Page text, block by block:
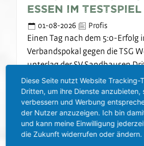
Essen im Testspiel
01-08-2026 Profis
Einen Tag nach dem 5:0-Erfolg
Verbandspokal gegen die TSG
unterlag der SV Sandhausen
Weiss Essen im
Weiterlesen
Diese Seite nutzt Website Tracking-
Dritten, um ihre Dienste anzubieten,
verbessern und Werbung
der Nutzer anzuzeigen. Ich bin
und kann meine Einwilligung
die Zukunft widerrufen oder ändern.